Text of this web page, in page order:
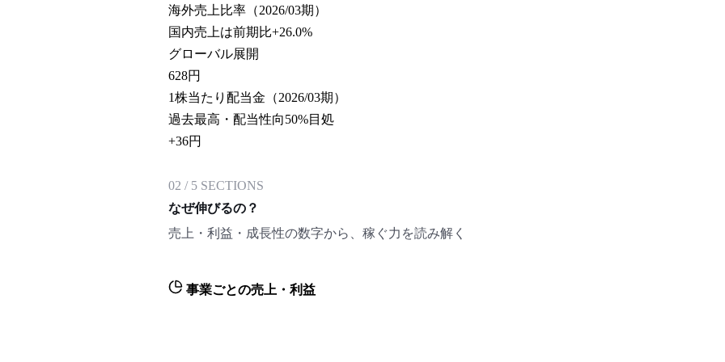
海外売上比率（2026/03期）
国内売上は前期比+26.0%
グローバル展開
628円
1株当たり配当金（2026/03期）
過去最高・配当性向50%目処
+36円
02 / 5 SECTIONS
なぜ伸びるの？
売上・利益・成長性の数字から、稼ぐ力を読み解く
事業ごとの売上・利益